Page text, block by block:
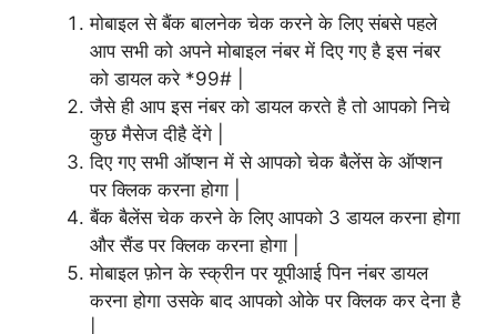
मोबाइल से बैंक बालनेक चेक करने के लिए संबसे पहले
आप सभी को अपने मोबाइल नंबर में दिए गए है इस नंबर
को डायल करे *99# |
जैसे ही आप इस नंबर को डायल करते है तो आपको निचे
कुछ मैसेज दीहै देंगे |
दिए गए सभी ऑप्शन में से आपको चेक बैलेंस के ऑप्शन
पर क्लिक करना होगा |
बैंक बैलेंस चेक करने के लिए आपको 3 डायल करना होगा
और सैंड पर क्लिक करना होगा |
मोबाइल फ़ोन के स्क्रीन पर यूपीआई पिन नंबर डायल
करना होगा उसके बाद आपको ओके पर क्लिक कर देना है